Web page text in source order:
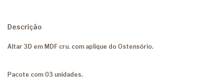
Descrição
Altar 3D em MDF cru. com aplique do Ostensório.
Pacote com 03 unidades.